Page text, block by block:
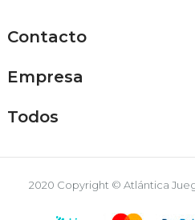
Contacto
Empresa
Todos
2020 Copyright © Atlántica